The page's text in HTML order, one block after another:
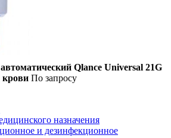
Qlance Universal 21G
крови По запросу
назначения
и дезинфекционное